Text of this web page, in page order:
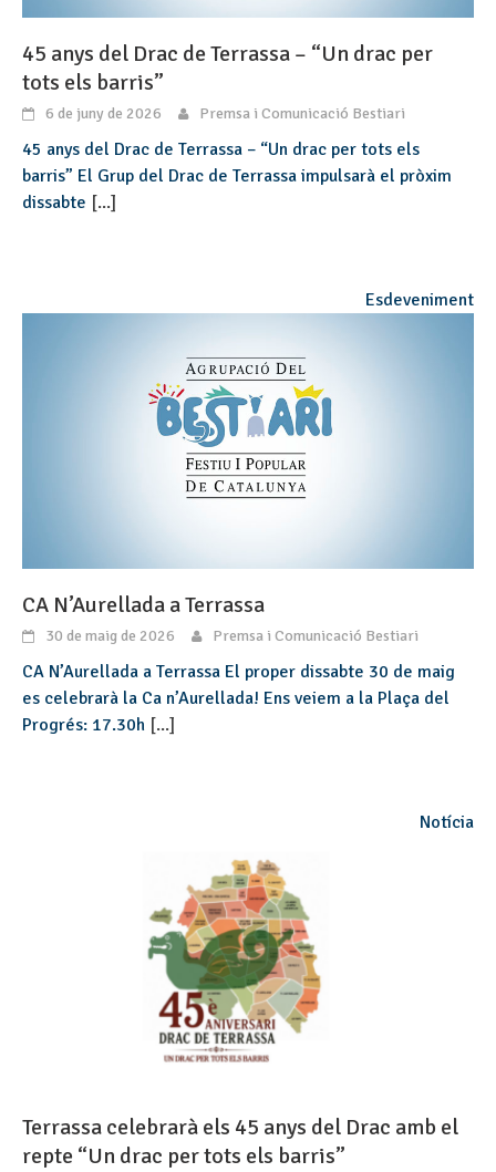
45 anys del Drac de Terrassa – “Un drac per
tots els barris”
6 de juny de 2026 Premsa i Comunicació Bestiari
45 anys del Drac de Terrassa – “Un drac per tots els
barris” El Grup del Drac de Terrassa impulsarà el pròxim
dissabte [...]
Esdeveniment
CA N’Aurellada a Terrassa
30 de maig de 2026 Premsa i Comunicació Bestiari
CA N’Aurellada a Terrassa El proper dissabte 30 de maig
es celebrarà la Ca n’Aurellada! Ens veiem a la Plaça del
Progrés: 17.30h [...]
Notícia
Terrassa celebrarà els 45 anys del Drac amb el
repte “Un drac per tots els barris”